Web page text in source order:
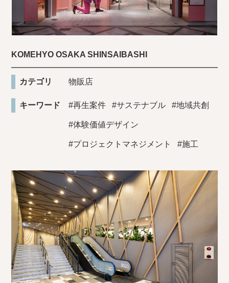
KOMEHYO OSAKA SHINSAIBASHI
カテゴリ 物販店
キーワード #再生案件 #サステナブル #地域共創
#体験価値デザイン
#プロジェクトマネジメント #施工